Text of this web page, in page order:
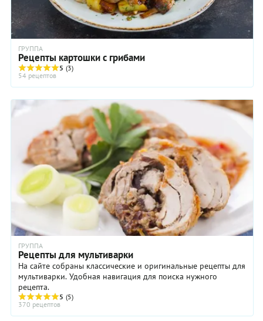
ГРУППА
Рецепты картошки с грибами
5 (3)
54 рецептов
ГРУППА
Рецепты для мультиварки
На сайте собраны классические и оригинальные рецепты для
мультиварки. Удобная навигация для поиска нужного
рецепта.
5 (5)
370 рецептов